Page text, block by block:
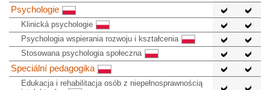
Psychologie
Klinická psychologie
Psychologia wspierania rozwoju i kształcenia
Stosowana psychologia społeczna
Speciální pedagogika
Edukacja i rehabilitacja osób z niepełnosprawnością